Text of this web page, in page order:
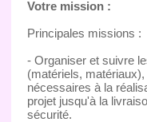
Votre mission :
Principales missions :
- Organiser et suivre
(matériels,
nécessaires à la
projet jusqu'à la
sécurité.